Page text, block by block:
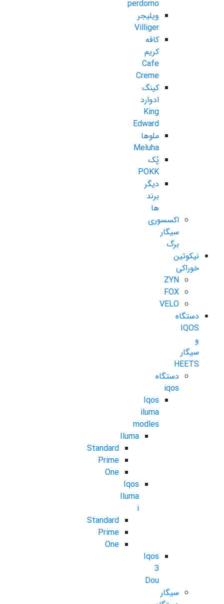
perdomo
ویلیجر
Villiger
کافه
کریم
Cafe
Creme
کینگ
ادوارد
King
Edward
ملوها
Meluha
پُک
POKK
دیگر
برند
ها
اکسسوری
سیگار
برگ
نیکوتین
خوراکی
ZYN
FOX
VELO
دستگاه
IQOS
و
سیگار
HEETS
دستگاه
iqos
Iqos
iluma
modles
Iluma
Standard
Prime
One
Iqos
Iluma
i
Standard
Prime
One
Iqos
3
Dou
سیگار